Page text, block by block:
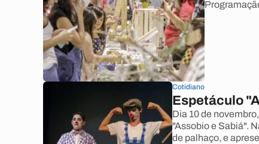
Cotidiano
Espetáculo
Dia 10 de
"Assobio e Sabiá".
de palhaço, e